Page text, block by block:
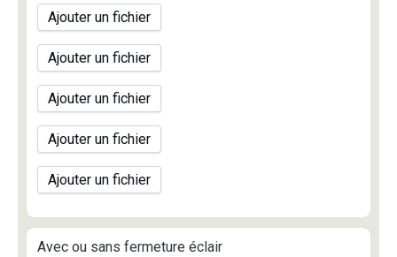
Ajouter un fichier
Ajouter un fichier
Ajouter un fichier
Ajouter un fichier
Ajouter un fichier
Avec ou sans fermeture éclair